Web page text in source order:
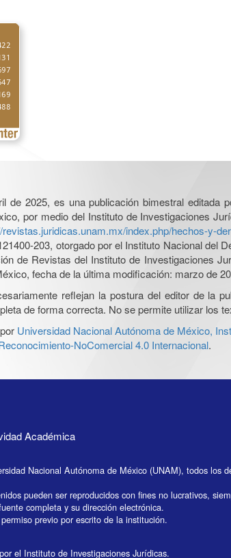
de 2025, es una publicación bimestral editada
por medio del Instituto de Investigaciones
revistas.juridicas.unam.mx/index.php/hechos-y-
203, otorgado por el Instituto Nacional del
de Revistas del Instituto de Investigaciones
fecha de la última modificación: marzo de
reflejan la postura del editor de la
de forma correcta. No se permite utilizar los
por Universidad Nacional Autónoma de México,
NoComercial 4.0 Internacional.
Académica
Nacional Autónoma de México (UNAM), todos los
pueden ser reproducidos con fines no lucrativos,
completa y su dirección electrónica.
previo por escrito de la institución.
el Instituto de Investigaciones Jurídicas.